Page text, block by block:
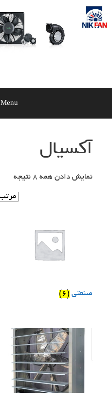
Skip
content
Menu
آکسیال
نمایش دادن همه 8 نتیجه
صنعتی (6)